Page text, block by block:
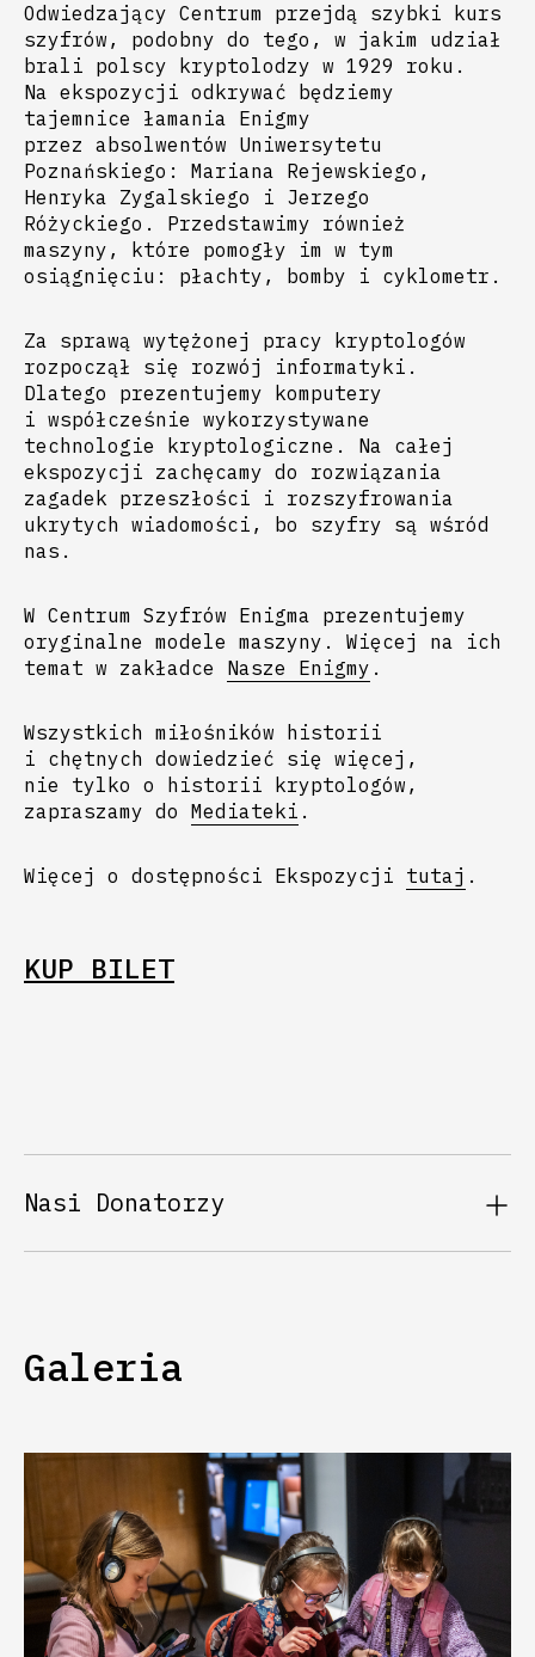
Odwiedzający Centrum przejdą szybki kurs
szyfrów, podobny do tego, w jakim udział
brali polscy kryptolodzy w 1929 roku.
Na ekspozycji odkrywać będziemy
tajemnice łamania Enigmy
przez absolwentów Uniwersytetu
Poznańskiego: Mariana Rejewskiego,
Henryka Zygalskiego i Jerzego
Różyckiego. Przedstawimy również
maszyny, które pomogły im w tym
osiągnięciu: płachty, bomby i cyklometr.
Za sprawą wytężonej pracy kryptologów
rozpoczął się rozwój informatyki .
Dlatego prezentujemy komputery
i współcześnie wykorzystywane
technologie kryptologiczne. Na całej
ekspozycji zachęcamy do rozwiązania
zagadek przeszłości i rozszyfrowania
ukrytych wiadomości, bo szyfry są wśród
nas.
W Centrum Szyfrów Enigma prezentujemy
oryginalne modele maszyny. Więcej na ich
temat w zakładce
Nasze Enigmy .
Wszystkich miłośników historii
i chętnych dowiedzieć się więcej,
nie tylko o historii kryptologów,
zapraszamy do Mediateki .
Więcej o dostępności Ekspozycji tutaj .
KUP BILET
Nasi Donatorzy
Galeria